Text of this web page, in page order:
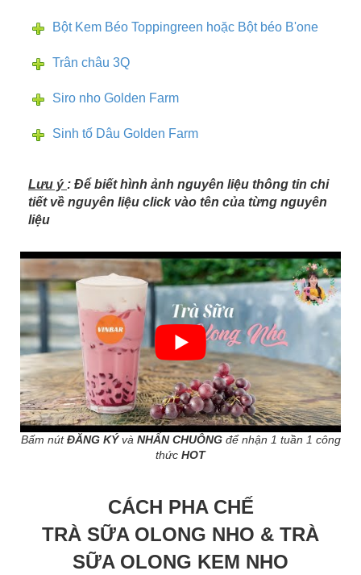
Bột Kem Béo Toppingreen hoặc Bột béo B'one
Trân châu 3Q
Siro nho Golden Farm
Sinh tố Dâu Golden Farm
Lưu ý : Để biết hình ảnh nguyên liệu thông tin chi
tiết về nguyên liệu click vào tên của từng nguyên
liệu
Bấm nútĐĂNG KÝvà NHẤN CHUÔNG để nhận 1 tuần 1 công
thức HOT
CÁCH PHA CHẾ
TRÀ SỮA OLONG NHO & TRÀ
SỮA OLONG KEM NHO